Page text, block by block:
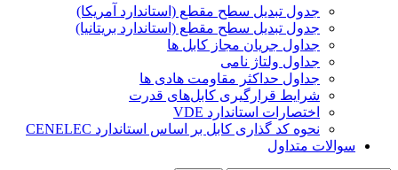
جدول تبدیل سطح مقطع (استاندارد آمریکا)
جدول تبدیل سطح مقطع (استاندارد بریتانیا)
جداول جریان مجاز کابل ها
جداول ولتاژ نامی
جداول حداکثر مقاومت هادی ها
شرایط قرارگیری کابل‌های قدرت
اختصارات استاندارد VDE
نحوه کد گذاری کابل بر اساس استاندارد CENELEC
سوالات متداول